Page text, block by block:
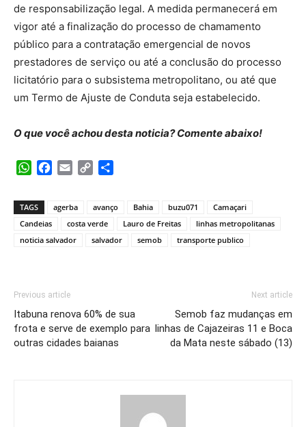
de responsabilização legal. A medida permanecerá em
vigor até a finalização do processo de chamamento
público para a contratação emergencial de novos
prestadores de serviço ou até a conclusão do processo
licitatório para o subsistema metropolitano, ou até que
um Termo de Ajuste de Conduta seja estabelecido.
O que você achou desta noticia? Comente abaixo!
WhatsApp
Facebook
Email Copy
TAGS agerba avanço Bahia buzu071
Camaçari
Candeias
costa verde Lauro de Freitas
linhas metropolitanas
noticia salvador
salvador semob transporte publico
Previous article
Itabuna renova 60% de sua
frota e serve de exemplo para
outras cidades baianas
Next article
Semob faz mudanças em
linhas de Cajazeiras 11 e Boca
da Mata neste sábado (13)